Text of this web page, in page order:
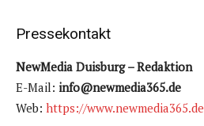
Pressekontakt
NewMedia Duisburg – Redaktion
E-Mail: info@newmedia365.de
Web: https://www.newmedia365.de